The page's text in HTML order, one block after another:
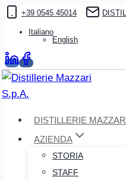
Salta
contenuto
+39 0545 45014
Italiano
English
DISTILLERIE
AZIENDA
STORIA
STAFF